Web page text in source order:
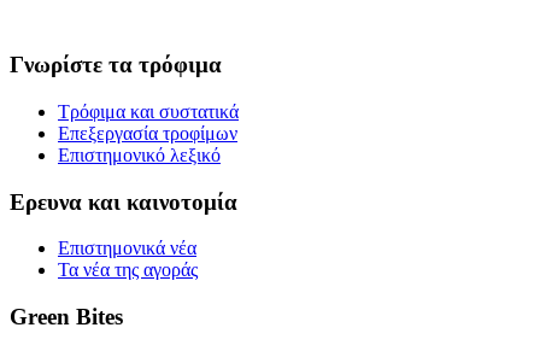
Γνωρίστε τα τρόφιμα
Τρόφιμα και συστατικά
Επεξεργασία τροφίμων
Επιστημονικό λεξικό
Ερευνα και καινοτομία
Επιστημονικά νέα
Τα νέα της αγοράς
Green Bites